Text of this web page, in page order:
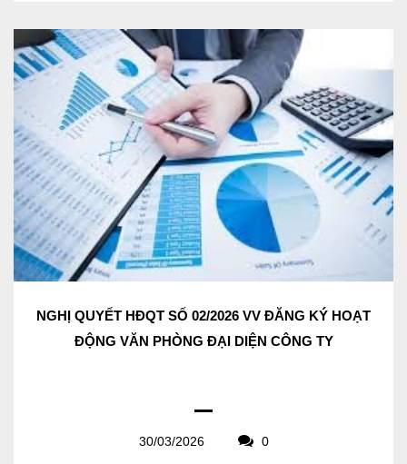
NGHỊ QUYẾT HĐQT SỐ 02/2026 VV ĐĂNG KÝ HOẠT
ĐỘNG VĂN PHÒNG ĐẠI DIỆN CÔNG TY
30/03/2026 0